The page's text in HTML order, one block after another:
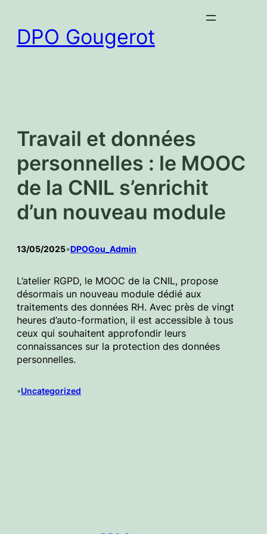
contenu
DPO Gougerot
Travail et données
personnelles : le MOOC
de la CNIL s’enrichit
d’un nouveau module
13/05/2025•DPOGou_Admin
L’atelier RGPD, le MOOC de la CNIL, propose
désormais un nouveau module dédié aux
traitements des données RH. Avec près de vingt
heures d’auto-formation, il est accessible à tous
ceux qui souhaitent approfondir leurs
connaissances sur la protection des données
personnelles.
•Uncategorized